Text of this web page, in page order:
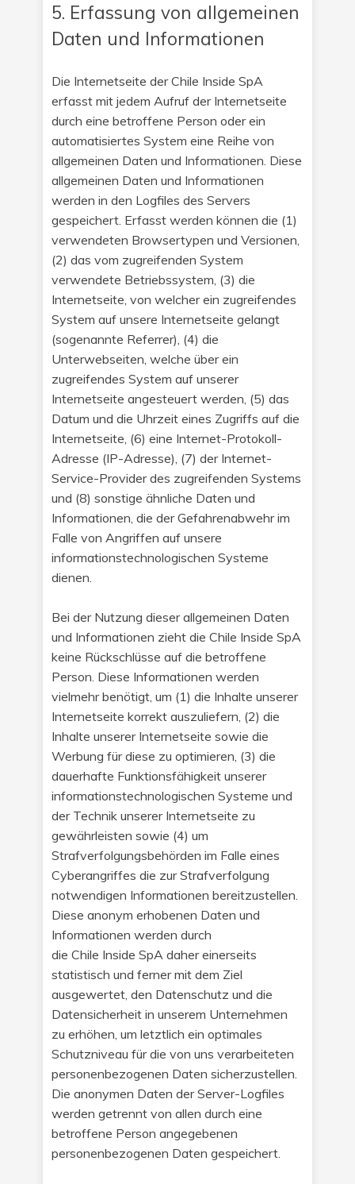
5. Erfassung von allgemeinen
Daten und Informationen
Die Internetseite der Chile Inside SpA
erfasst mit jedem Aufruf der Internetseite
durch eine betroffene Person oder ein
automatisiertes System eine Reihe von
allgemeinen Daten und Informationen. Diese
allgemeinen Daten und Informationen
werden in den Logfiles des Servers
gespeichert. Erfasst werden können die (1)
verwendeten Browsertypen und Versionen,
(2) das vom zugreifenden System
verwendete Betriebssystem, (3) die
Internetseite, von welcher ein zugreifendes
System auf unsere Internetseite gelangt
(sogenannte Referrer), (4) die
Unterwebseiten, welche über ein
zugreifendes System auf unserer
Internetseite angesteuert werden, (5) das
Datum und die Uhrzeit eines Zugriffs auf die
Internetseite, (6) eine Internet-Protokoll-
Adresse (IP-Adresse), (7) der Internet-
Service-Provider des zugreifenden Systems
und (8) sonstige ähnliche Daten und
Informationen, die der Gefahrenabwehr im
Falle von Angriffen auf unsere
informationstechnologischen Systeme
dienen.
Bei der Nutzung dieser allgemeinen Daten
und Informationen zieht die Chile Inside SpA
keine Rückschlüsse auf die betroffene
Person. Diese Informationen werden
vielmehr benötigt, um (1) die Inhalte unserer
Internetseite korrekt auszuliefern, (2) die
Inhalte unserer Internetseite sowie die
Werbung für diese zu optimieren, (3) die
dauerhafte Funktionsfähigkeit unserer
informationstechnologischen Systeme und
der Technik unserer Internetseite zu
gewährleisten sowie (4) um
Strafverfolgungsbehörden im Falle eines
Cyberangriffes die zur Strafverfolgung
notwendigen Informationen bereitzustellen.
Diese anonym erhobenen Daten und
Informationen werden durch
die Chile Inside SpA daher einerseits
statistisch und ferner mit dem Ziel
ausgewertet, den Datenschutz und die
Datensicherheit in unserem Unternehmen
zu erhöhen, um letztlich ein optimales
Schutzniveau für die von uns verarbeiteten
personenbezogenen Daten sicherzustellen.
Die anonymen Daten der Server-Logfiles
werden getrennt von allen durch eine
betroffene Person angegebenen
personenbezogenen Daten gespeichert.